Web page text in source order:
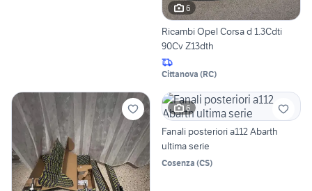
6
Ricambi Opel Corsa d 1.3Cdti
90Cv Z13dth
Cittanova (RC)
6
Fanali posteriori a112 Abarth
ultima serie
Cosenza (CS)